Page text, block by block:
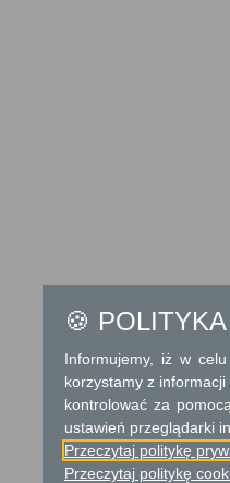
🍪
Informujemy, iż w
korzystamy z
kontrolować za
ustawień przeglądarki
Przeczytaj politykę
Przeczytaj politykę